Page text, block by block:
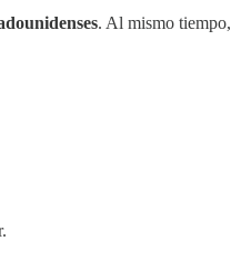
. Al mismo tiempo,